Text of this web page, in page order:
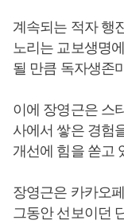
계속되는 적자 행
노리는 교보생명
될 만큼 독자생존
이에 장영근은 스
사에서 쌓은 경험
개선에 힘을 쏟고
장영근은 카카오
그동안 선보이던